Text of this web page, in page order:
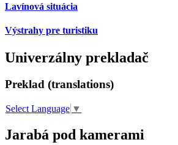
Lavínová situácia
Výstrahy pre turistiku
Univerzálny prekladač
Preklad (translations)
Select Language ▼
Jarabá pod kamerami